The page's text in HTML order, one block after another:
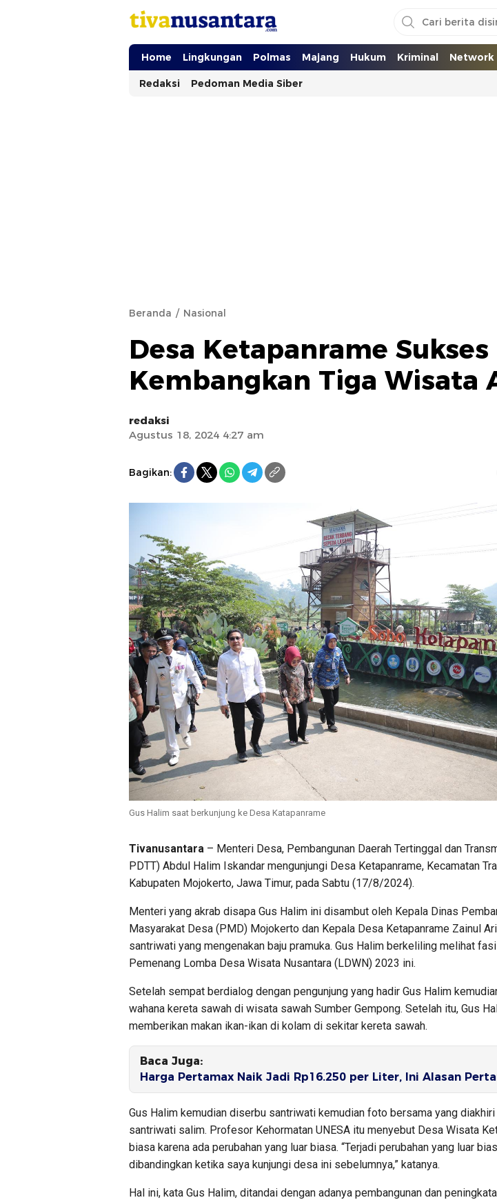
tivanusantara.com
Berita Nusantara
Home Lingkungan Polmas Majang Hukum Kriminal Network
Redaksi Pedoman Media Siber
Beranda Nasional
Desa Ketapanrame Sukses
Kembangkan Tiga Wisata
redaksi
Agustus 18, 2024 4:27 am
Bagikan:
Gus Halim saat berkunjung ke Desa Katapanrame
Tivanusantara – Menteri Desa, Pembangunan Daerah Tertinggal dan
PDTT) Abdul Halim Iskandar mengunjungi Desa Ketapanrame, Kecamatan
Kabupaten Mojokerto, Jawa Timur, pada Sabtu (17/8/2024).
Menteri yang akrab disapa Gus Halim ini disambut oleh Kepala Dinas
Masyarakat Desa (PMD) Mojokerto dan Kepala Desa Ketapanrame Zainul
santriwati yang mengenakan baju pramuka. Gus Halim berkeliling melihat
Pemenang Lomba Desa Wisata Nusantara (LDWN) 2023 ini.
Setelah sempat berdialog dengan pengunjung yang hadir Gus Halim
wahana kereta sawah di wisata sawah Sumber Gempong. Setelah itu, Gus
memberikan makan ikan-ikan di kolam di sekitar kereta sawah.
Baca Juga:
Harga Pertamax Naik Jadi Rp16.250 per Liter, Ini Alasan
Gus Halim kemudian diserbu santriwati kemudian foto bersama yang
santriwati salim. Profesor Kehormatan UNESA itu menyebut Desa Wisata
biasa karena ada perubahan yang luar biasa. “Terjadi perubahan yang luar
dibandingkan ketika saya kunjungi desa ini sebelumnya,” katanya.
Hal ini, kata Gus Halim, ditandai dengan adanya pembangunan dan